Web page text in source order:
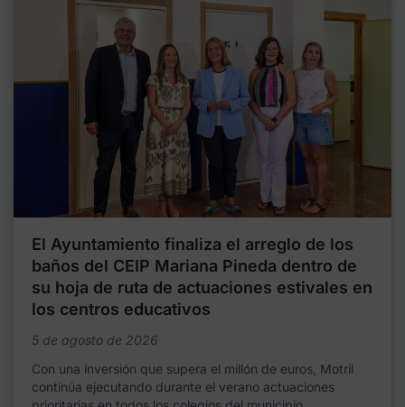
El Ayuntamiento finaliza el arreglo de los
baños del CEIP Mariana Pineda dentro de
su hoja de ruta de actuaciones estivales en
los centros educativos
5 de agosto de 2026
Con una inversión que supera el millón de euros, Motril
continúa ejecutando durante el verano actuaciones